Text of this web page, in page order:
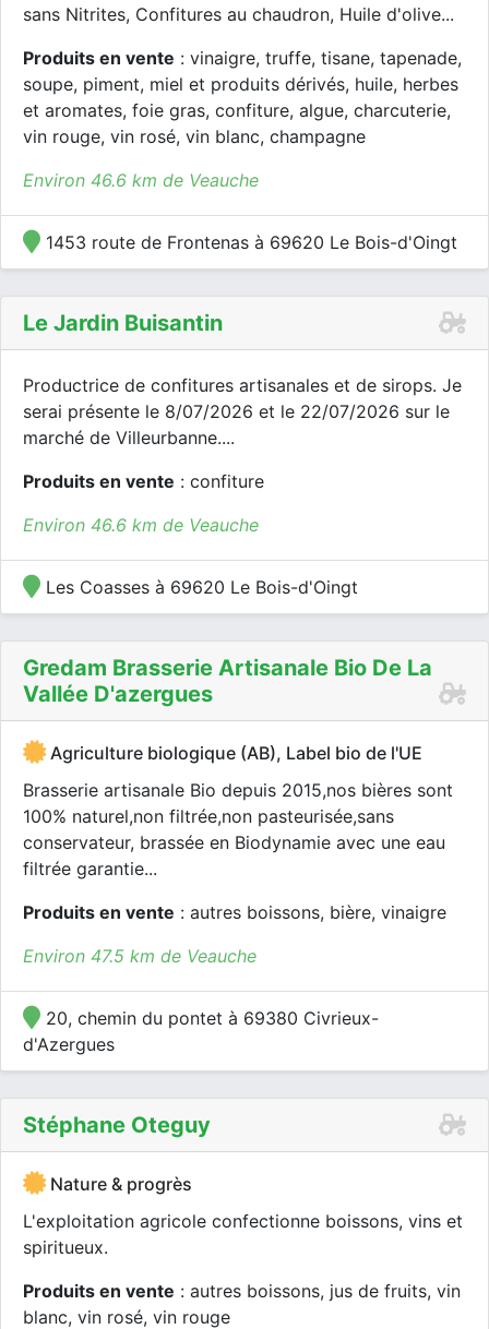
sans Nitrites, Confitures au chaudron, Huile d'olive...
Produits en vente : vinaigre, truffe, tisane, tapenade,
soupe, piment, miel et produits dérivés, huile, herbes
et aromates, foie gras, confiture, algue, charcuterie,
vin rouge, vin rosé, vin blanc, champagne
Environ 46.6 km de Veauche
1453 route de Frontenas à 69620 Le Bois-d'Oingt
Le Jardin Buisantin
Productrice de confitures artisanales et de sirops. Je
serai présente le 8/07/2026 et le 22/07/2026 sur le
marché de Villeurbanne....
Produits en vente : confiture
Environ 46.6 km de Veauche
Les Coasses à 69620 Le Bois-d'Oingt
Gredam Brasserie Artisanale Bio De La
Vallée D'azergues
Agriculture biologique (AB), Label bio de l'UE
Brasserie artisanale Bio depuis 2015,nos bières sont
100% naturel,non filtrée,non pasteurisée,sans
conservateur, brassée en Biodynamie avec une eau
filtrée garantie...
Produits en vente : autres boissons, bière, vinaigre
Environ 47.5 km de Veauche
20, chemin du pontet à 69380 Civrieux-
d'Azergues
Stéphane Oteguy
Nature & progrès
L'exploitation agricole confectionne boissons, vins et
spiritueux.
Produits en vente : autres boissons, jus de fruits, vin
blanc, vin rosé, vin rouge